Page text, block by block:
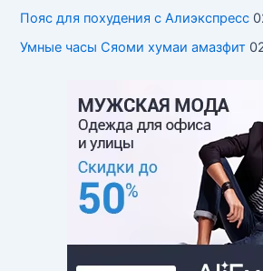
Пояс для похудения с Алиэкспресс
Умные часы Cяоми хумаи амазфит